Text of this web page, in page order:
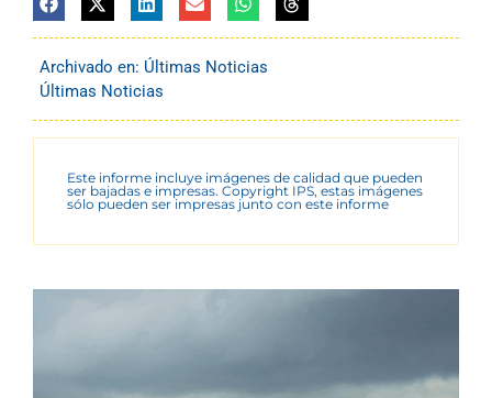
Archivado en: Últimas Noticias
Últimas Noticias
Este informe incluye imágenes de calidad que pueden
ser bajadas e impresas. Copyright IPS, estas imágenes
sólo pueden ser impresas junto con este informe